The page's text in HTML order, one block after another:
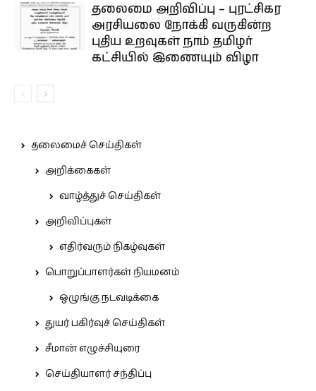
தலைமை அறிவிப்பு – புரட்சிகர
அரசியலை நோக்கி வருகின்ற
புதிய உறவுகள் நாம் தமிழர்
கட்சியில் இணையும் விழா
தலைமைச் செய்திகள்
அறிக்கைகள்
வாழ்த்துச் செய்திகள்
அறிவிப்புகள்
எதிர்வரும் நிகழ்வுகள்
பொறுப்பாளர்கள் நியமனம்
ஒழுங்கு நடவடிக்கை
துயர் பகிர்வுச் செய்திகள்
சீமான் எழுச்சியுரை
செய்தியாளர் சந்திப்பு